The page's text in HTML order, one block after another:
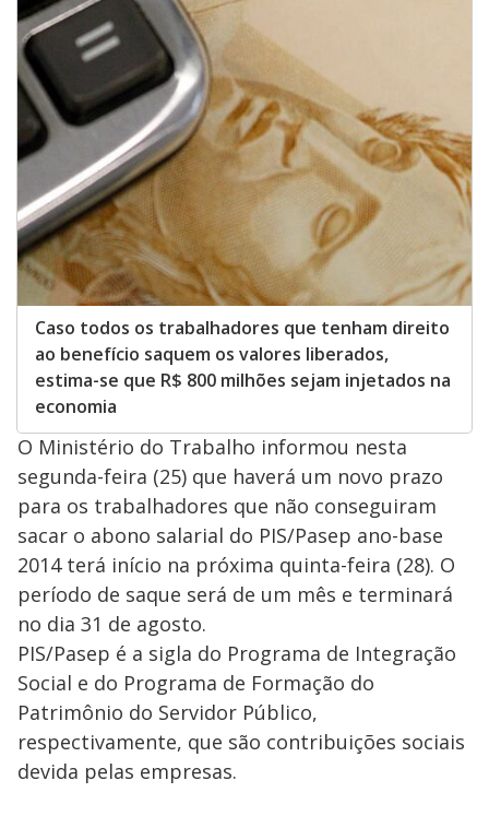
Caso todos os trabalhadores que tenham direito
ao benefício saquem os valores liberados,
estima-se que R$ 800 milhões sejam injetados na
economia
O Ministério do Trabalho informou nesta
segunda-feira (25) que haverá um novo prazo
para os trabalhadores que não conseguiram
sacar o abono salarial do PIS/Pasep ano-base
2014 terá início na próxima quinta-feira (28). O
período de saque será de um mês e terminará
no dia 31 de agosto.
PIS/Pasep é a sigla do Programa de Integração
Social e do Programa de Formação do
Patrimônio do Servidor Público,
respectivamente, que são contribuições sociais
devida pelas empresas.